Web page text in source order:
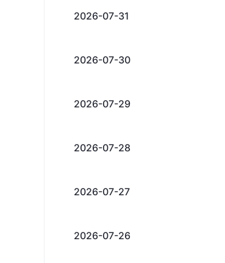
2026-07-31
2026-07-30
2026-07-29
2026-07-28
2026-07-27
2026-07-26